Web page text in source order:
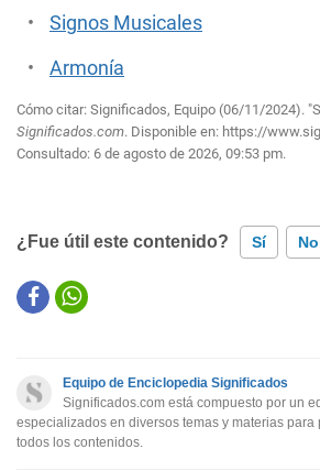
Signos Musicales
Armonía
Cómo citar: Significados, Equipo (06/11/2024).
Significados.com. Disponible en: https://
Consultado: 6 de agosto de 2026, 09:53 pm.
¿Fue útil este contenido? Sí No
Este contenido contiene información
Otro
Equipo de Enciclopedia Significados
Significados.com está compuesto por un
especializados en diversos temas y materias para
todos los contenidos.